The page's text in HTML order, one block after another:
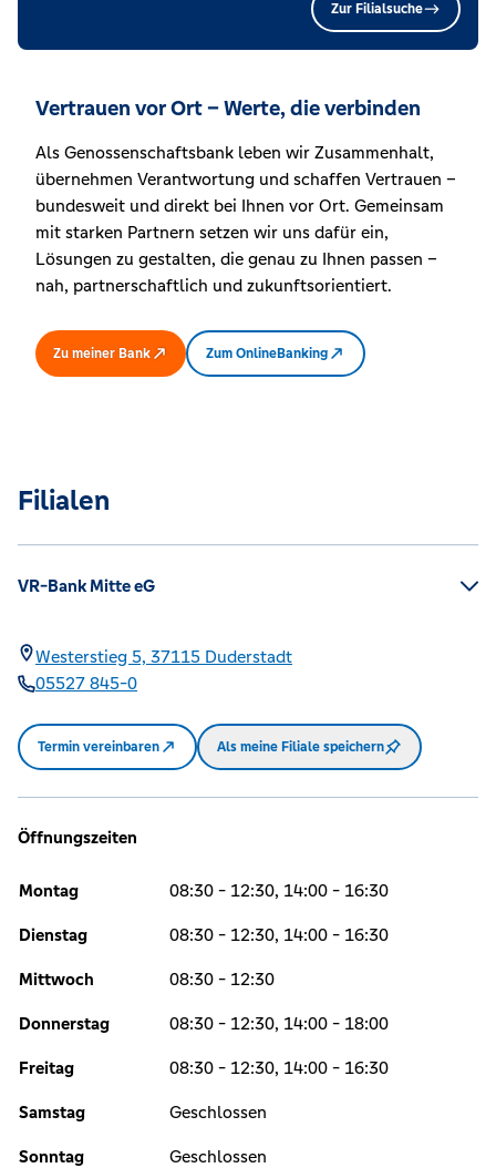
Zur Filialsuche
Vertrauen vor Ort – Werte, die verbinden
Als Genossenschaftsbank leben wir Zusammenhalt,
übernehmen Verantwortung und schaffen Vertrauen –
bundesweit und direkt bei Ihnen vor Ort. Gemeinsam
mit starken Partnern setzen wir uns dafür ein,
Lösungen zu gestalten, die genau zu Ihnen passen –
nah, partnerschaftlich und zukunftsorientiert.
Zu meiner Bank Zum OnlineBanking
Filialen
VR-Bank Mitte eG
Westerstieg 5, 37115 Duderstadt
05527 845-0
Termin vereinbaren Als meine Filiale speichern
Öffnungszeiten
Montag 08:30 - 12:30, 14:00 - 16:30
Dienstag 08:30 - 12:30, 14:00 - 16:30
Mittwoch 08:30 - 12:30
Donnerstag 08:30 - 12:30, 14:00 - 18:00
Freitag 08:30 - 12:30, 14:00 - 16:30
Samstag Geschlossen
Sonntag Geschlossen